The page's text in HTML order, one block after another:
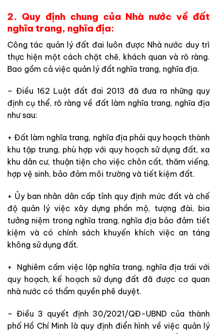
2. Quy định chung của Nhà nước về đất
nghĩa trang, nghĩa địa:
Công tác quản lý đất đai luôn được Nhà nước duy trì
thực hiện một cách chặt chẽ, khách quan và rõ ràng.
Bao gồm cả việc quản lý đất nghĩa trang, nghĩa địa.
– Điều 162 Luật đất đai 2013 đã đưa ra những quy
định cụ thể, rõ ràng về đất làm nghĩa trang, nghĩa địa
như sau:
+ Đất làm nghĩa trang, nghĩa địa phải quy hoạch thành
khu tập trung, phù hợp với quy hoạch sử dụng đất, xa
khu dân cư, thuận tiện cho việc chôn cất, thăm viếng,
hợp vệ sinh, bảo đảm môi trường và tiết kiệm đất.
+ Ủy ban nhân dân cấp tỉnh quy định mức đất và chế
độ quản lý việc xây dựng phần mộ, tượng đài, bia
tưởng niệm trong nghĩa trang, nghĩa địa bảo đảm tiết
kiệm và có chính sách khuyến khích việc an táng
không sử dụng đất.
+ Nghiêm cấm việc lập nghĩa trang, nghĩa địa trái với
quy hoạch, kế hoạch sử dụng đất đã được cơ quan
nhà nước có thẩm quyền phê duyệt.
– Điều 3 quyết định 30/2021/QĐ-UBND của thành
phố Hồ Chí Minh là quy định điển hình về việc quản lý